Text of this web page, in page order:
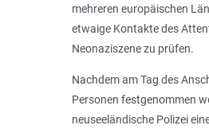
mehreren europäischen
etwaige Kontakte des
Neonaziszene zu prüfen.
Nachdem am Tag des
Personen festgenommen
neuseeländische Polizei